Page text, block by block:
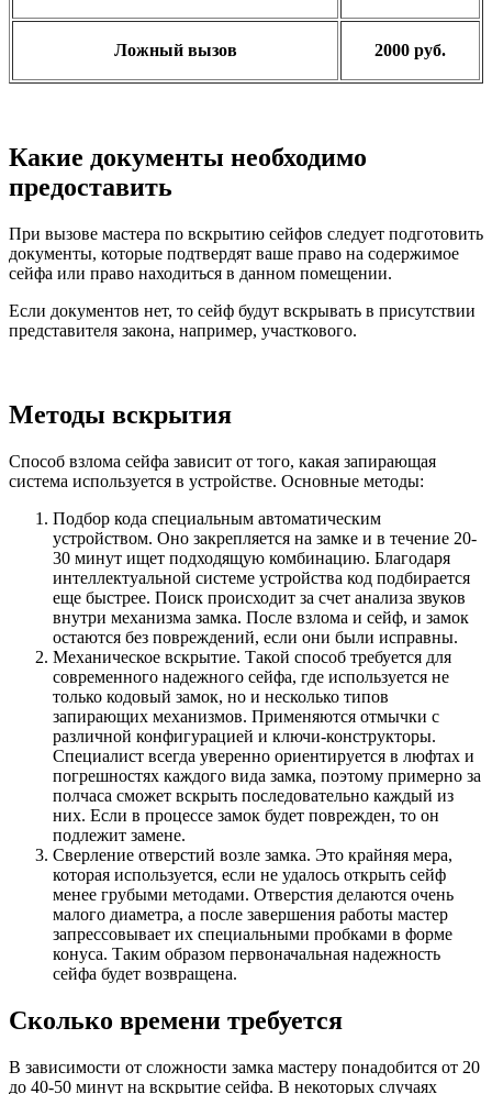
Ложный вызов 2000 руб.
Какие документы необходимо
предоставить
При вызове мастера по вскрытию сейфов следует подготовить
документы, которые подтвердят ваше право на содержимое
сейфа или право находиться в данном помещении.
Если документов нет, то сейф будут вскрывать в присутствии
представителя закона, например, участкового.
Методы вскрытия
Способ взлома сейфа зависит от того, какая запирающая
система используется в устройстве. Основные методы:
Подбор кода специальным автоматическим
устройством. Оно закрепляется на замке и в течение 20-
30 минут ищет подходящую комбинацию. Благодаря
интеллектуальной системе устройства код подбирается
еще быстрее. Поиск происходит за счет анализа звуков
внутри механизма замка. После взлома и сейф, и замок
остаются без повреждений, если они были исправны.
Механическое вскрытие. Такой способ требуется для
современного надежного сейфа, где используется не
только кодовый замок, но и несколько типов
запирающих механизмов. Применяются отмычки с
различной конфигурацией и ключи-конструкторы.
Специалист всегда уверенно ориентируется в люфтах и
погрешностях каждого вида замка, поэтому примерно за
полчаса сможет вскрыть последовательно каждый из
них. Если в процессе замок будет поврежден, то он
подлежит замене.
Сверление отверстий возле замка. Это крайняя мера,
которая используется, если не удалось открыть сейф
менее грубыми методами. Отверстия делаются очень
малого диаметра, а после завершения работы мастер
запрессовывает их специальными пробками в форме
конуса. Таким образом первоначальная надежность
сейфа будет возвращена.
Сколько времени требуется
В зависимости от сложности замка мастеру понадобится от 20
до 40-50 минут на вскрытие сейфа. В некоторых случаях